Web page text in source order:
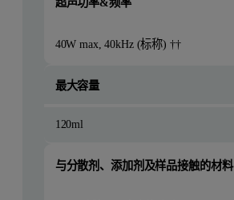
40W max, 40kHz (标称) ††
最大容量
120ml
与分散剂、添加剂及样品接触的材料